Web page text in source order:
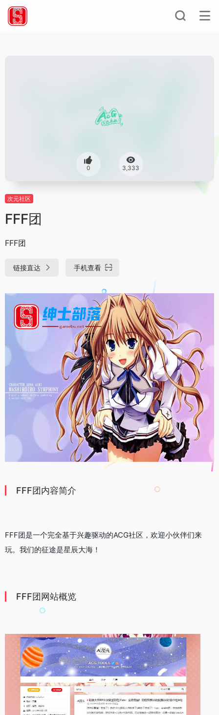
0 3,333
次元社区
FFF团
FFF团
链接直达 手机查看
FFF团内容简介
FFF团是一个完全基于兴趣驱动的ACG社区，欢迎小伙伴们来
玩。我们的征途是星辰大海！
FFF团网站概览